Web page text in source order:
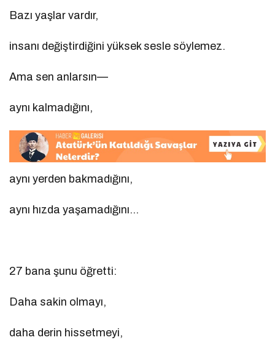
Bazı yaşlar vardır,
insanı değiştirdiğini yüksek sesle söylemez.
Ama sen anlarsın—
aynı kalmadığını,
aynı yerden bakmadığını,
aynı hızda yaşamadığını…
27 bana şunu öğretti:
Daha sakin olmayı,
daha derin hissetmeyi,